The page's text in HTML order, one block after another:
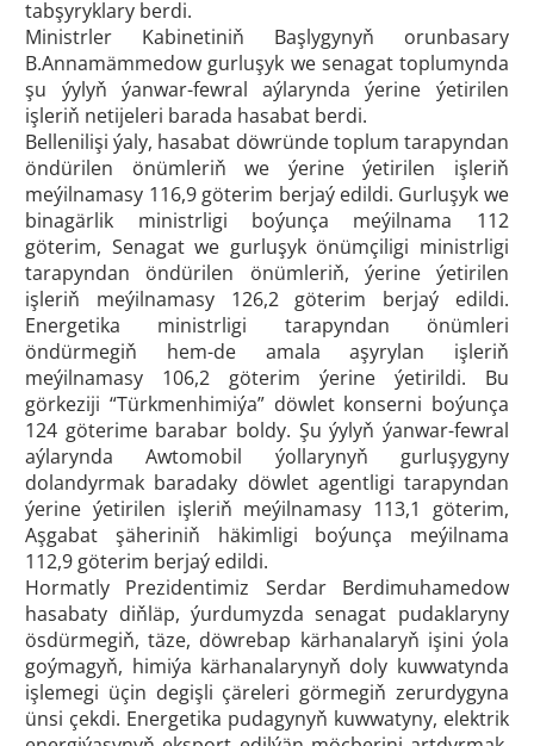
tabşyryklary berdi.
Ministrler Kabinetiniň Başlygynyň orunbasary
B.Annamämmedow gurluşyk we senagat toplumynda
şu ýylyň ýanwar-fewral aýlarynda ýerine ýetirilen
işleriň netijeleri barada hasabat berdi.
Bellenilişi ýaly, hasabat döwründe toplum tarapyndan
öndürilen önümleriň we ýerine ýetirilen işleriň
meýilnamasy 116,9 göterim berjaý edildi. Gurluşyk we
binagärlik ministrligi boýunça meýilnama 112
göterim, Senagat we gurluşyk önümçiligi ministrligi
tarapyndan öndürilen önümleriň, ýerine ýetirilen
işleriň meýilnamasy 126,2 göterim berjaý edildi.
Energetika ministrligi tarapyndan önümleri
öndürmegiň hem-de amala aşyrylan işleriň
meýilnamasy 106,2 göterim ýerine ýetirildi. Bu
görkeziji “Türkmenhimiýa” döwlet konserni boýunça
124 göterime barabar boldy. Şu ýylyň ýanwar-fewral
aýlarynda Awtomobil ýollarynyň gurluşygyny
dolandyrmak baradaky döwlet agentligi tarapyndan
ýerine ýetirilen işleriň meýilnamasy 113,1 göterim,
Aşgabat şäheriniň häkimligi boýunça meýilnama
112,9 göterim berjaý edildi.
Hormatly Prezidentimiz Serdar Berdimuhamedow
hasabaty diňläp, ýurdumyzda senagat pudaklaryny
ösdürmegiň, täze, döwrebap kärhanalaryň işini ýola
goýmagyň, himiýa kärhanalarynyň doly kuwwatynda
işlemegi üçin degişli çäreleri görmegiň zerurdygyna
ünsi çekdi. Energetika pudagynyň kuwwatyny, elektrik